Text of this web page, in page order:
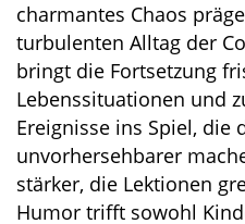
charmantes Chaos
turbulenten Alltag der
bringt die Fortsetzung
Lebenssituationen und
Ereignisse ins Spiel, die
unvorhersehbarer
stärker, die Lektionen
Humor trifft sowohl